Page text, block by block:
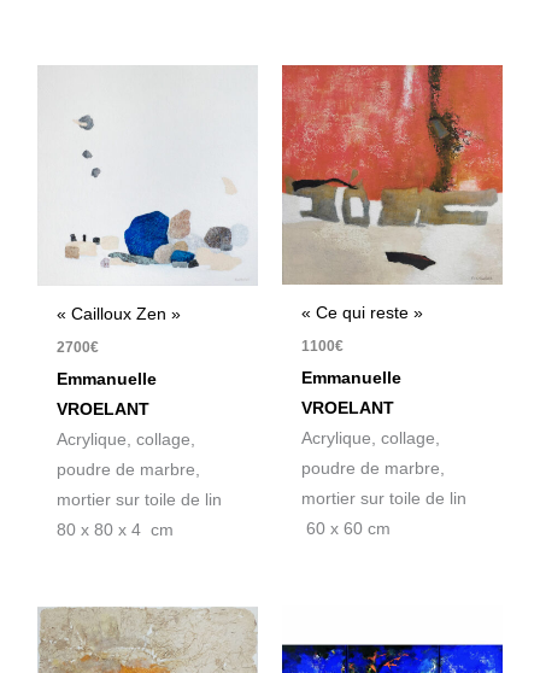
« Cailloux Zen »
2700€
Emmanuelle
VROELANT
Acrylique, collage,
poudre de marbre,
mortier sur toile de lin
80 x 80 x 4 cm
« Ce qui reste »
1100€
Emmanuelle
VROELANT
Acrylique, collage,
poudre de marbre,
mortier sur toile de lin
60 x 60 cm